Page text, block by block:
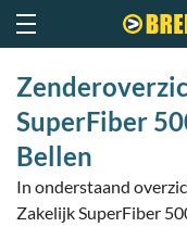
SuperFiber
Bellen
In onderstaand
Zakelijk SuperFiber